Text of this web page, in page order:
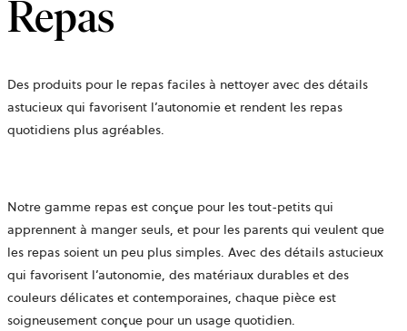
Repas
Des produits pour le repas faciles à nettoyer avec des détails
astucieux qui favorisent l’autonomie et rendent les repas
quotidiens plus agréables.
Notre gamme repas est conçue pour les tout-petits qui
apprennent à manger seuls, et pour les parents qui veulent que
les repas soient un peu plus simples. Avec des détails astucieux
qui favorisent l’autonomie, des matériaux durables et des
couleurs délicates et contemporaines, chaque pièce est
soigneusement conçue pour un usage quotidien.